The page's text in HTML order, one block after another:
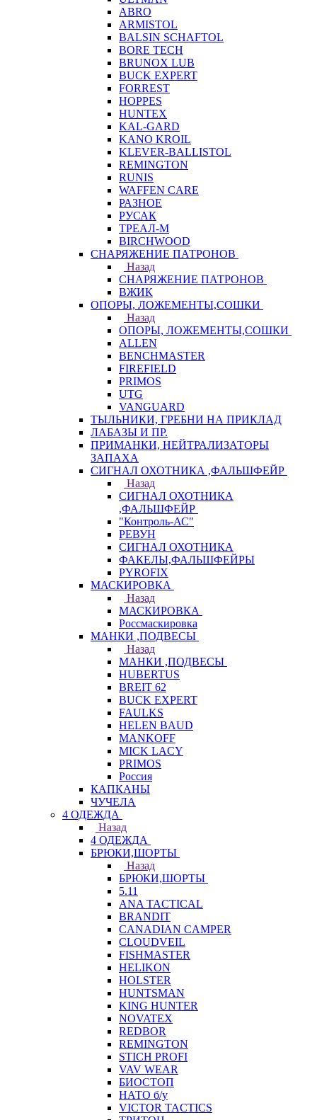
ABRO
ARMISTOL
BALSIN SCHAFTOL
BORE TECH
BRUNOX LUB
BUCK EXPERT
FORREST
HOPPES
HUNTEX
KAL-GARD
KANO KROIL
KLEVER-BALLISTOL
REMINGTON
RUNIS
WAFFEN CARE
РАЗНОЕ
РУСАК
ТРЕАЛ-М
BIRCHWOOD
СНАРЯЖЕНИЕ ПАТРОНОВ
Назад
СНАРЯЖЕНИЕ ПАТРОНОВ
ВЖИК
ОПОРЫ, ЛОЖЕМЕНТЫ,СОШКИ
Назад
ОПОРЫ, ЛОЖЕМЕНТЫ,СОШКИ
ALLEN
BENCHMASTER
FIREFIELD
PRIMOS
UTG
VANGUARD
ТЫЛЬНИКИ, ГРЕБНИ НА ПРИКЛАД
ЛАБАЗЫ И ПР.
ПРИМАНКИ, НЕЙТРАЛИЗАТОРЫ
ЗАПАХА
СИГНАЛ ОХОТНИКА ,ФАЛЬШФЕЙР
Назад
СИГНАЛ ОХОТНИКА
,ФАЛЬШФЕЙР
"Контроль-АС"
РЕВУН
СИГНАЛ ОХОТНИКА
ФАКЕЛЫ,ФАЛЬШФЕЙРЫ
PYROFIX
МАСКИРОВКА
Назад
МАСКИРОВКА
Россмаскировка
МАНКИ ,ПОДВЕСЫ
Назад
МАНКИ ,ПОДВЕСЫ
HUBERTUS
BREIT 62
BUCK EXPERT
FAULKS
HELEN BAUD
MANKOFF
MICK LACY
PRIMOS
Россия
КАПКАНЫ
ЧУЧЕЛА
4 ОДЕЖДА
Назад
4 ОДЕЖДА
БРЮКИ,ШОРТЫ
Назад
БРЮКИ,ШОРТЫ
5.11
ANA TACTICAL
BRANDIT
CANADIAN CAMPER
CLOUDVEIL
FISHMASTER
HELIKON
HOLSTER
HUNTSMAN
KING HUNTER
NOVATEX
REDBOR
REMINGTON
STICH PROFI
VAV WEAR
БИОСТОП
НАТО б/у
VICTOR TACTICS